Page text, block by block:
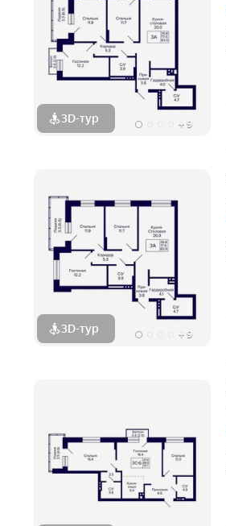
3D-тур + 9
3D-тур + 9